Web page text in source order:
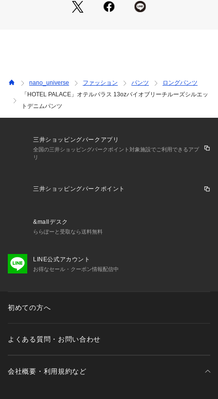
・オテルハパラスオリジナルのシルエット
・レザーパッチやフラッシャーを白基調としたデザイン
・ルーズ感のあるサイジング
【推奨サイズ】
Sサイズ: 163-170cm
Lサイズ: 173-180cm
XLサイズ: 175-182cm
※標準体型を基にした目安でございます。予めご理解、ご了承
参考ください。
1980年代から90年代に PARIS を席巻した伝説的なナイトクラ
ブ Le Palace（ル パラス）とフランスで最上級の意味合い持
質で非日常の世界観を演出しながら手に届く「良質」】の実現
を目指した新しいファッションブランドです。
ったり、毛羽立ちが発生したりします。 濃色は着用時の汗や
閉じて洗濯してください。 革パッチ部分にはアイロンを当て
水や雨に濡れたり、汗による湿気、乾燥状態での摩擦により、
nano_universe ファッション パンツ
ロングパンツ
「HOTEL PALACE」オテルパラス 13ozバイオブリーチルーズシルエッ
トデニムパンツ
三井ショッピングパークアプリ
全国の三井ショッピングパークポイント対象施設でご利用できるアプ
リ
三井ショッピングパークポイント
&mallデスク
ららぽーと受取なら送料無料
LINE公式アカウント
お得なセール・クーポン情報配信中
初めての方へ
よくある質問・お問い合わせ
会社概要・利用規約など